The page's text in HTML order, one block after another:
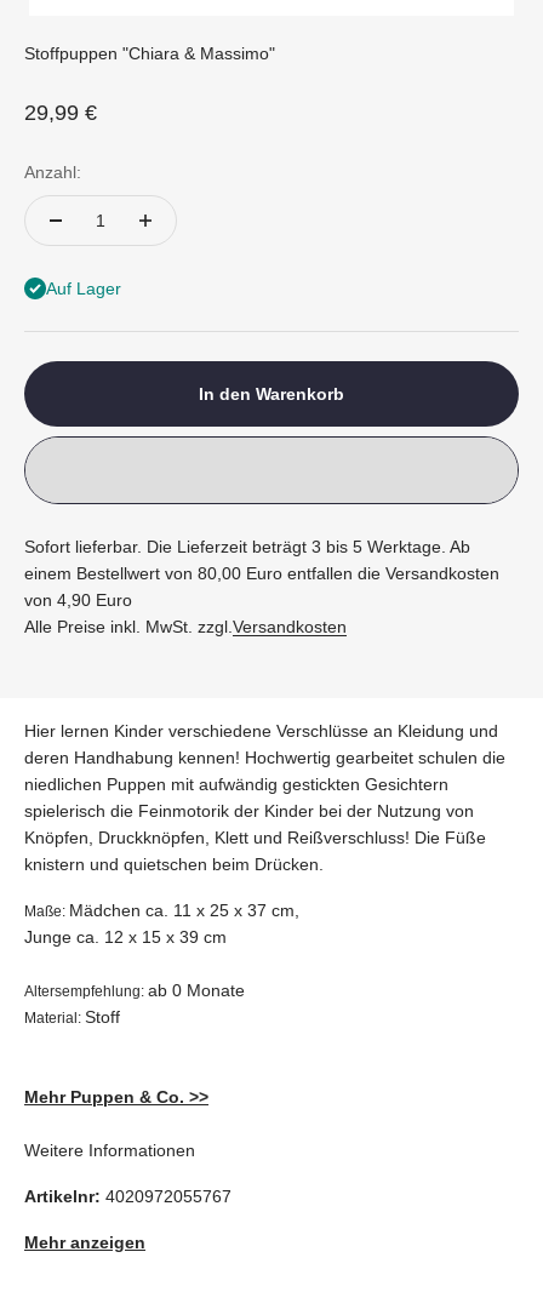
Stoffpuppen "Chiara & Massimo"
Angebot
29,99 €
Anzahl:
Auf Lager
In den Warenkorb
Sofort lieferbar. Die Lieferzeit beträgt 3 bis 5 Werktage. Ab
einem Bestellwert von 80,00 Euro entfallen die Versandkosten
von 4,90 Euro
Alle Preise inkl. MwSt. zzgl.Versandkosten
Hier lernen Kinder verschiedene Verschlüsse an Kleidung und
deren Handhabung kennen! Hochwertig gearbeitet schulen die
niedlichen Puppen mit aufwändig gestickten Gesichtern
spielerisch die Feinmotorik der Kinder bei der Nutzung von
Knöpfen, Druckknöpfen, Klett und Reißverschluss! Die Füße
knistern und quietschen beim Drücken.
Maße: Mädchen ca. 11 x 25 x 37 cm,
Junge ca. 12 x 15 x 39 cm
Altersempfehlung: ab 0 Monate
Material: Stoff
Mehr Puppen & Co. >>
Weitere Informationen
Artikelnr: 4020972055767
Mehr anzeigen